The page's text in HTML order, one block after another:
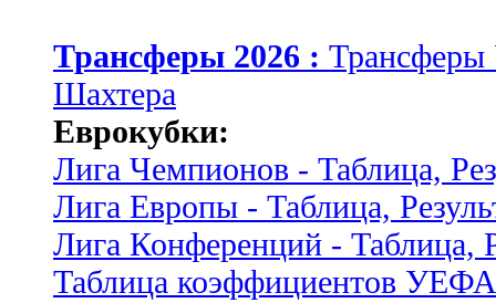
Трансферы 2026 :
Шахтера
Еврокубки:
Лига Чемпионов - Таблица,
Лига Европы - Таблица,
Лига Конференций - Таблица,
Таблица коэффициентов УЕФА